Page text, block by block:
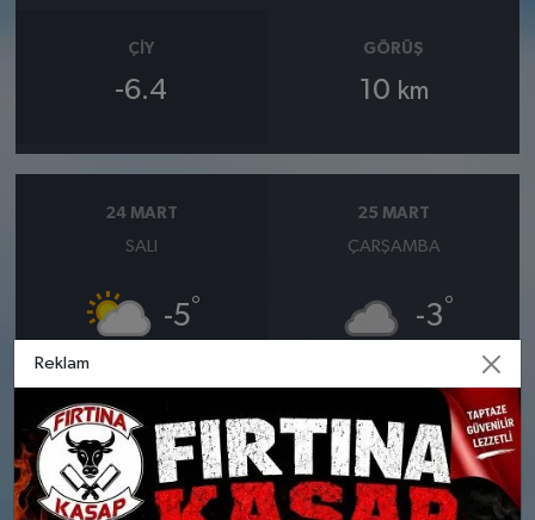
ÇIY
-6.4
GÖRÜŞ
10 km
24 MART
SALI
-5°
Parçalı Bulutlu
Nem: %91
Rüzgar: 5 km/h
25 MART
ÇARŞAMBA
-3°
Yoğun kar yağışlı
Nem: %92
Rüzgar: 5 km/h
Yağış Olasılığı: %78
Kar Olasılığı: %21
Reklam